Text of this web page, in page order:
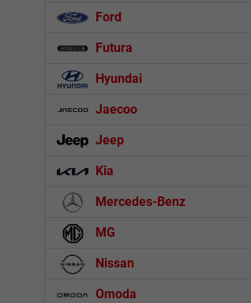
Ford
Futura
Hyundai
Jaecoo
Jeep
Kia
Mercedes-Benz
MG
Nissan
Omoda